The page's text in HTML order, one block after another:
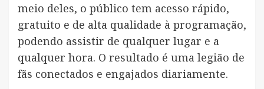
meio deles, o público tem acesso rápido,
gratuito e de alta qualidade à programação,
podendo assistir de qualquer lugar e a
qualquer hora. O resultado é uma legião de
fãs conectados e engajados diariamente.